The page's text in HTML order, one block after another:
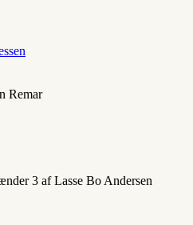
Remar
3 af Lasse Bo Andersen